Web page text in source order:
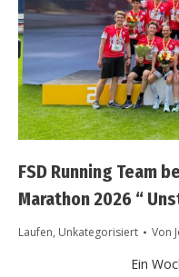
FSD Running Team
Marathon 2026 “
Laufen, Unkategorisiert Von
Ein Wochenende